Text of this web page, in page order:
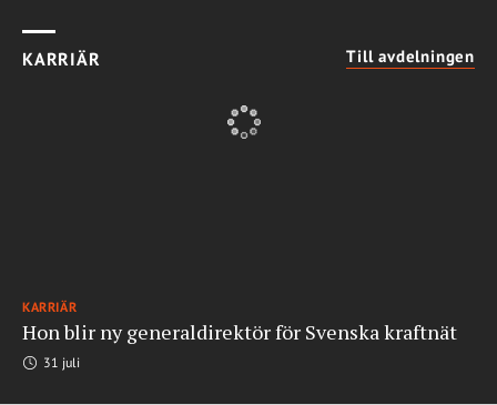
KARRIÄR Till avdelningen
KARRIÄR
Hon blir ny generaldirektör för Svenska kraftnät
31 juli